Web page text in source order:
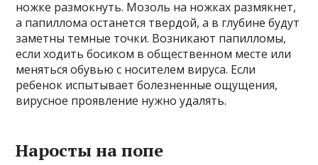
ножке размокнуть. Мозоль на ножках размякнет,
а папиллома останется твердой, а в глубине будут
заметны темные точки. Возникают папилломы,
если ходить босиком в общественном месте или
меняться обувью с носителем вируса. Если
ребенок испытывает болезненные ощущения,
вирусное проявление нужно удалять.
Наросты на попе